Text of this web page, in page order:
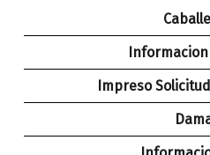
Impreso